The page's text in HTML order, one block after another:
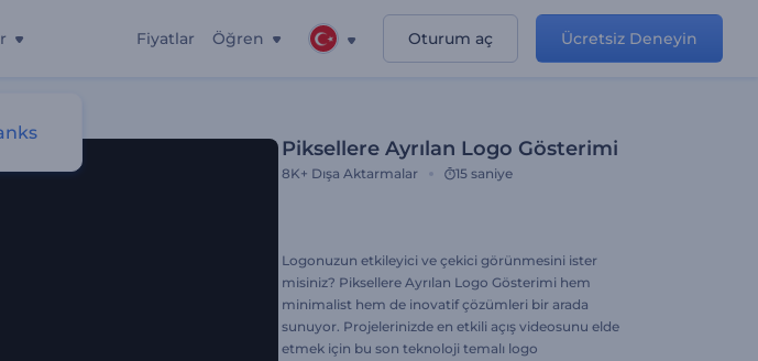
Fiyatlar Öğren Oturum aç Ücretsiz Deneyin
Piksellere Ayrılan Logo Gösterimi
8K+ Dışa Aktarmalar 15 saniye
Logonuzun etkileyici ve çekici görünmesini ister
misiniz? Piksellere Ayrılan Logo Gösterimi hem
minimalist hem de inovatif çözümleri bir arada
sunuyor. Projelerinizde en etkili açış videosunu elde
etmek için bu son teknoloji temalı logo